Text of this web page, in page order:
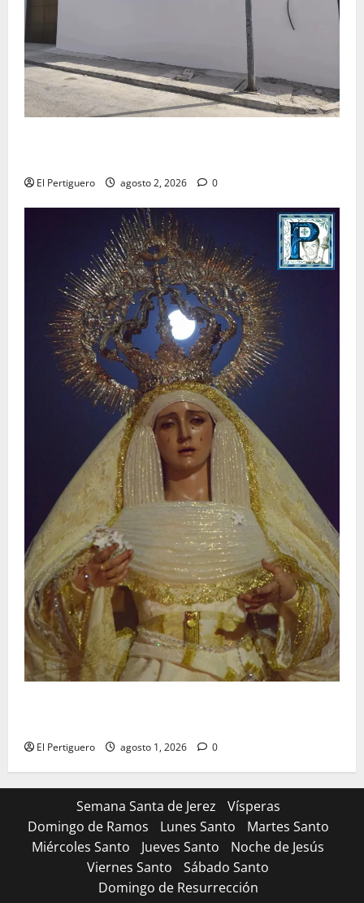
El Pertiguero agosto 2, 2026 0
El Pertiguero agosto 1, 2026 0
Semana Santa de Jerez
Vísperas
Domingo de Ramos
Lunes Santo
Martes Santo
Miércoles Santo
Jueves Santo
Noche de Jesús
Viernes Santo
Sábado Santo
Domingo de Resurrección